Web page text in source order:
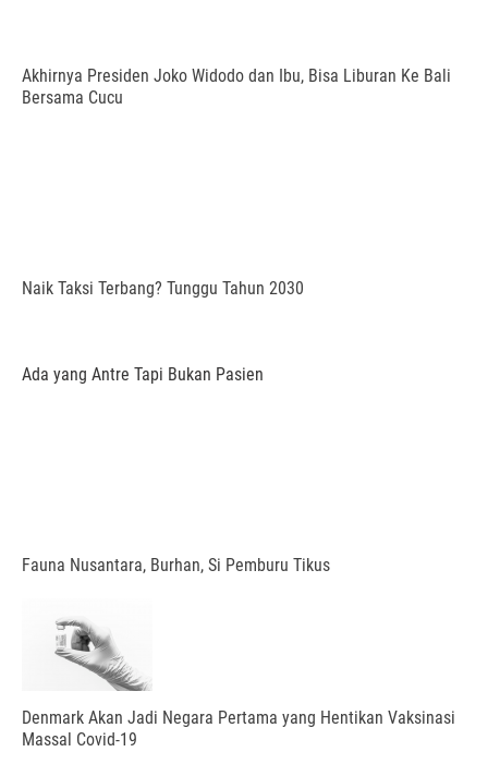
Akhirnya Presiden Joko Widodo dan Ibu, Bisa Liburan Ke Bali
Bersama Cucu
Naik Taksi Terbang? Tunggu Tahun 2030
Ada yang Antre Tapi Bukan Pasien
Fauna Nusantara, Burhan, Si Pemburu Tikus
Denmark Akan Jadi Negara Pertama yang Hentikan Vaksinasi
Massal Covid-19